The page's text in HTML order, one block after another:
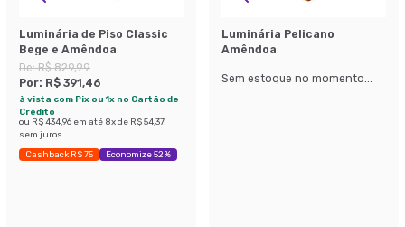
Luminária de Piso Classic
Bege e Amêndoa
De:R$ 829,99
Por: R$ 391,46
à vista com Pix ou 1x no Cartão de
Crédito
ou R$ 434,96 em até 8x de R$ 54,37
sem juros
Cashback R$ 75 Economize 52%
Luminária Pelicano
Amêndoa
Sem estoque no momento...